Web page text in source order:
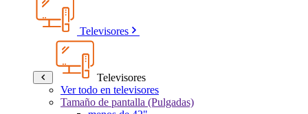
Televisores
Televisores
Ver todo en televisores
Tamaño de pantalla (Pulgadas)